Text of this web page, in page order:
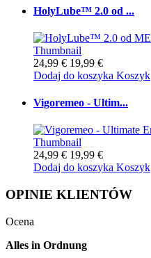
HolyLube™ 2.0 od ...
24,99 € 19,99 €
Dodaj do koszyka Koszyk
Vigoremeo - Ultim...
24,99 € 19,99 €
Dodaj do koszyka Koszyk
OPINIE KLIENTÓW
Ocena
Alles in Ordnung